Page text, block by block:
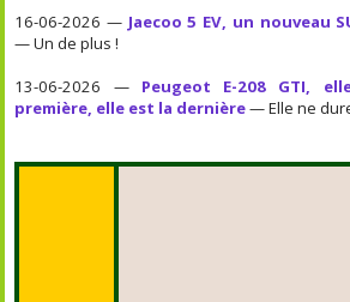
16-06-2026 — Jaecoo 5 EV, un nouveau
— Un de plus !
13-06-2026 — Peugeot E-208 GTI,
première, elle est la dernière— Elle ne